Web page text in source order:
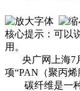
核心提示：可以
用。
央广网上海7月
项“PAN（聚丙
碳纤维是一种